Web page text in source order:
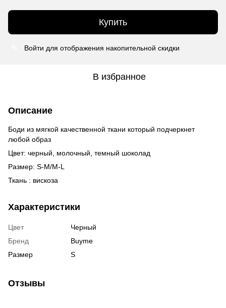
Купить
Войти для отображения накопительной скидки
В избранное
Описание
Боди из мягкой качественной ткани который подчеркнет
любой образ
Цвет: черный, молочный, темный шоколад
Размер: S-M/M-L
Ткань : вискоза
Характеристики
Цвет
Черный
Бренд
Buyme
Размер
S
Отзывы